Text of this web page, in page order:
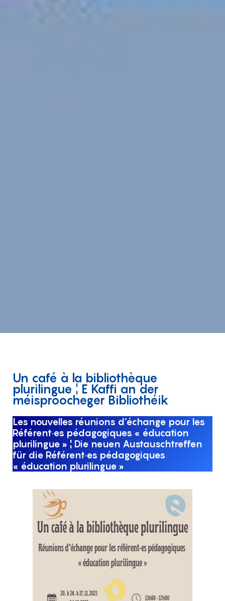
Un café à la bibliothèque
plurilingue ¦ E Kaffi an der
méisproocheger Bibliothéik
Les nouvelles réunions d’échange pour les
Référent·es pédagogiques « éducation
plurilingue » ¦ Die neuen Austauschtreffen
für die Référent·es pédagogiques
« éducation plurilingue »